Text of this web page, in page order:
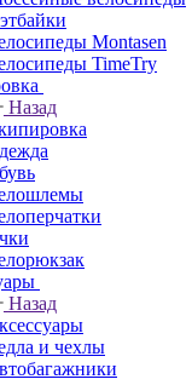
Montasen
TimeTry
Назад
Назад
и чехлы